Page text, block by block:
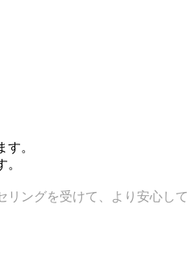
。
ングを受けて、より安心し